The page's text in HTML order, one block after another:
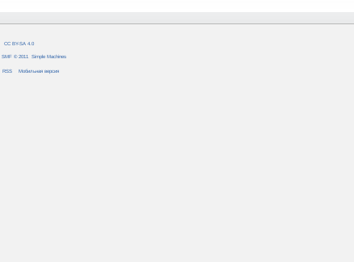
CC BY-SA 4.0
SMF © 2011 Simple Machines
RSS Мобильная версия